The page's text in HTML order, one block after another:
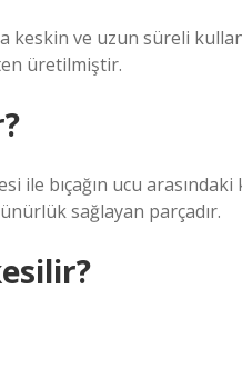
keskin ve uzun süreli
üretilmiştir.
ile bıçağın ucu
sağlayan parçadır.